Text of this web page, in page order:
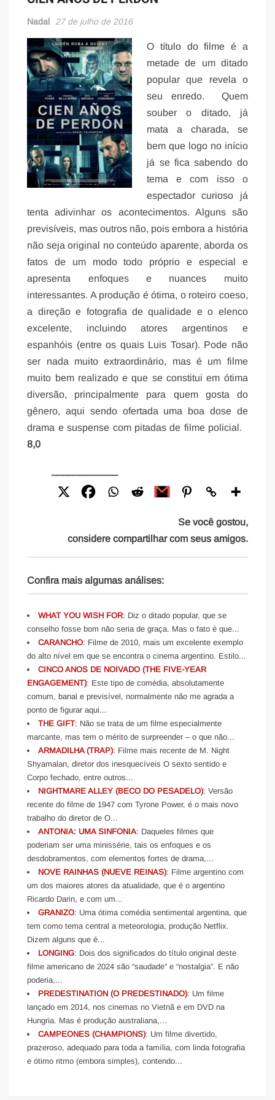
Nadal 27 de julho de 2016
O título do filme é a
metade de um ditado
popular que revela o
seu enredo. Quem
souber o ditado, já
mata a charada, se
bem que logo no início
já se fica sabendo do
tema e com isso o
espectador curioso já
tenta adivinhar os acontecimentos. Alguns são
previsíveis, mas outros não, pois embora a história
não seja original no conteúdo aparente, aborda os
fatos de um modo todo próprio e especial e
apresenta enfoques e nuances muito
interessantes. A produção é ótima, o roteiro coeso,
a direção e fotografia de qualidade e o elenco
excelente, incluindo atores argentinos e
espanhóis (entre os quais Luis Tosar). Pode não
ser nada muito extraordinário, mas é um filme
muito bem realizado e que se constitui em ótima
diversão, principalmente para quem gosta do
gênero, aqui sendo ofertada uma boa dose de
drama e suspense com pitadas de filme policial.
8,0
Se você gostou,
considere compartilhar com seus amigos.
Confira mais algumas análises:
WHAT YOU WISH FOR: Diz o ditado popular, que se
conselho fosse bom não seria de graça. Mas o fato é que...
CARANCHO: Filme de 2010, mais um excelente exemplo
do alto nível em que se encontra o cinema argentino. Estilo...
CINCO ANOS DE NOIVADO (THE FIVE-YEAR
ENGAGEMENT): Este tipo de comédia, absolutamente
comum, banal e previsível, normalmente não me agrada a
ponto de figurar aqui...
THE GIFT: Não se trata de um filme especialmente
marcante, mas tem o mérito de surpreender – o que não...
ARMADILHA (TRAP): Filme mais recente de M. Night
Shyamalan, diretor dos inesquecíveis O sexto sentido e
Corpo fechado, entre outros...
NIGHTMARE ALLEY (BECO DO PESADELO): Versão
recente do filme de 1947 com Tyrone Power, é o mais novo
trabalho do diretor de O...
ANTONIA: UMA SINFONIA: Daqueles filmes que
poderiam ser uma minissérie, tais os enfoques e os
desdobramentos, com elementos fortes de drama,...
NOVE RAINHAS (NUEVE REINAS): Filme argentino com
um dos maiores atores da atualidade, que é o argentino
Ricardo Darin, e com um...
GRANIZO: Uma ótima comédia sentimental argentina, que
tem como tema central a meteorologia, produção Netflix.
Dizem alguns que é...
LONGING: Dois dos significados do título original deste
filme americano de 2024 são “saudade” e “nostalgia”. E não
poderia,...
PREDESTINATION (O PREDESTINADO): Um filme
lançado em 2014, nos cinemas no Vietnã e em DVD na
Hungria. Mas é produção australiana,...
CAMPEONES (CHAMPIONS): Um filme divertido,
prazeroso, adequado para toda a família, com linda fotografia
e ótimo ritmo (embora simples), contendo...